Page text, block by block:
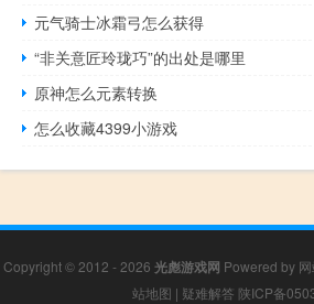
元气骑士冰霜弓怎么获得
“非关意匠玲珑巧”的出处是哪里
原神怎么元素转换
怎么收藏4399小游戏
Copyright © 2012 - 2026 光彪游戏网 Powered by
站地图 | 疑难解答 陕ICP备